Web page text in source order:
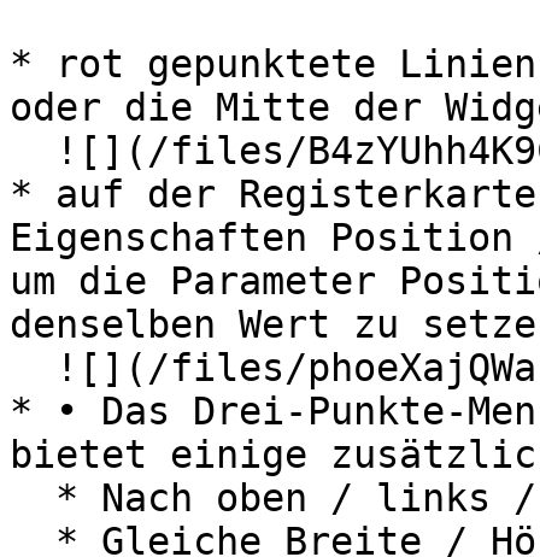
* rot gepunktete
oder die Mitte der
* auf der
Eigenschaften Position
um die Parameter
denselben Wert zu
* • Das Drei-Punkte-
bietet einige